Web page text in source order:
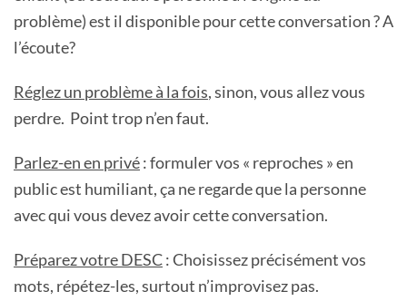
problème) est il disponible pour cette conversation ? A
l’écoute?
Réglez un problème à la fois, sinon, vous allez vous
perdre. Point trop n’en faut.
Parlez-en en privé: formuler vos « reproches » en
public est humiliant, ça ne regarde que la personne
avec qui vous devez avoir cette conversation.
Préparez votre DESC: Choisissez précisément vos
mots, répétez-les, surtout n’improvisez pas.